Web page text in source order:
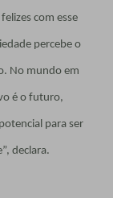
com esse
percebe o
No mundo em
é o futuro,
para ser
declara.